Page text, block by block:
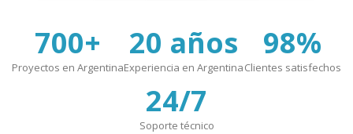
700+
Proyectos en Argentina
20 años
Experiencia en Argentina
98%
Clientes satisfechos
24/7
Soporte técnico